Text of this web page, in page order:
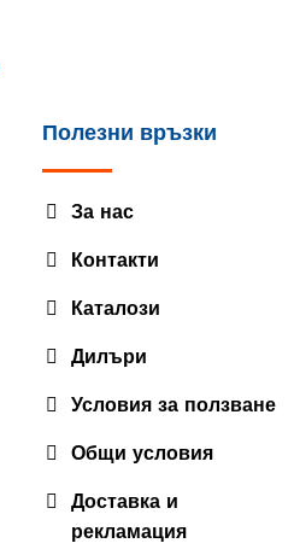
Полезни връзки
За нас
Контакти
Каталози
Дилъри
Условия за ползване
Общи условия
Доставка и
рекламация